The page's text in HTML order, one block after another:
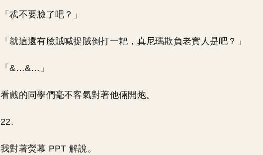
「忒不要臉了吧？」
「就這還有臉賊喊捉賊倒打一耙，真尼瑪欺負老實人是吧？」
「&…&…」
看戲的同學們毫不客氣對著他倆開炮。
22.
我對著熒幕 PPT 解說。